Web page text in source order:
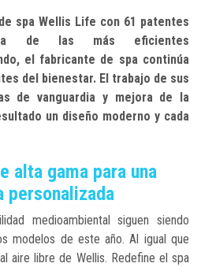
spa Wellis Life con 61 patentes
de las más eficientes
el fabricante de spa continúa
del bienestar. El trabajo de sus
de vanguardia y mejora de la
un diseño moderno y cada
alta gama para una
personalizada
medioambiental siguen siendo
modelos de este año. Al igual que
aire libre de Wellis. Redefine el spa